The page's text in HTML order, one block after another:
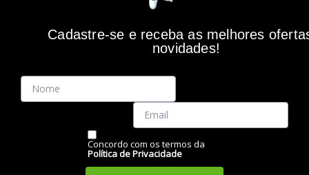
PROJETORES
Cadastre-se e receba as melhores
novidades!
Concordo com os termos da
Política de Privacidade